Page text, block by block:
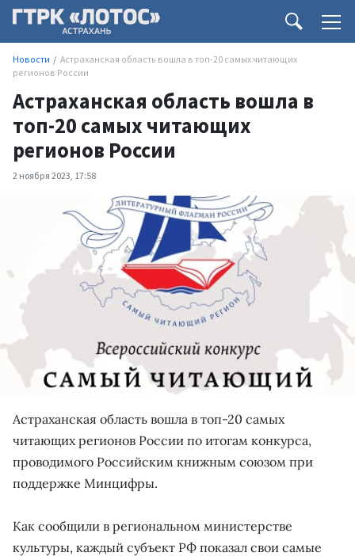
Новости
Астраханская область вошла в топ-20 самых читающих
регионов России
Астраханская область вошла в
топ-20 самых читающих
регионов России
2 ноября 2023, 17:58
Астраханская область вошла в топ-20 самых
читающих регионов России по итогам конкурса,
проводимого Российским книжным союзом при
поддержке Минцифры.
Как сообщили в региональном министерстве
культуры, каждый субъект РФ показал свои самые